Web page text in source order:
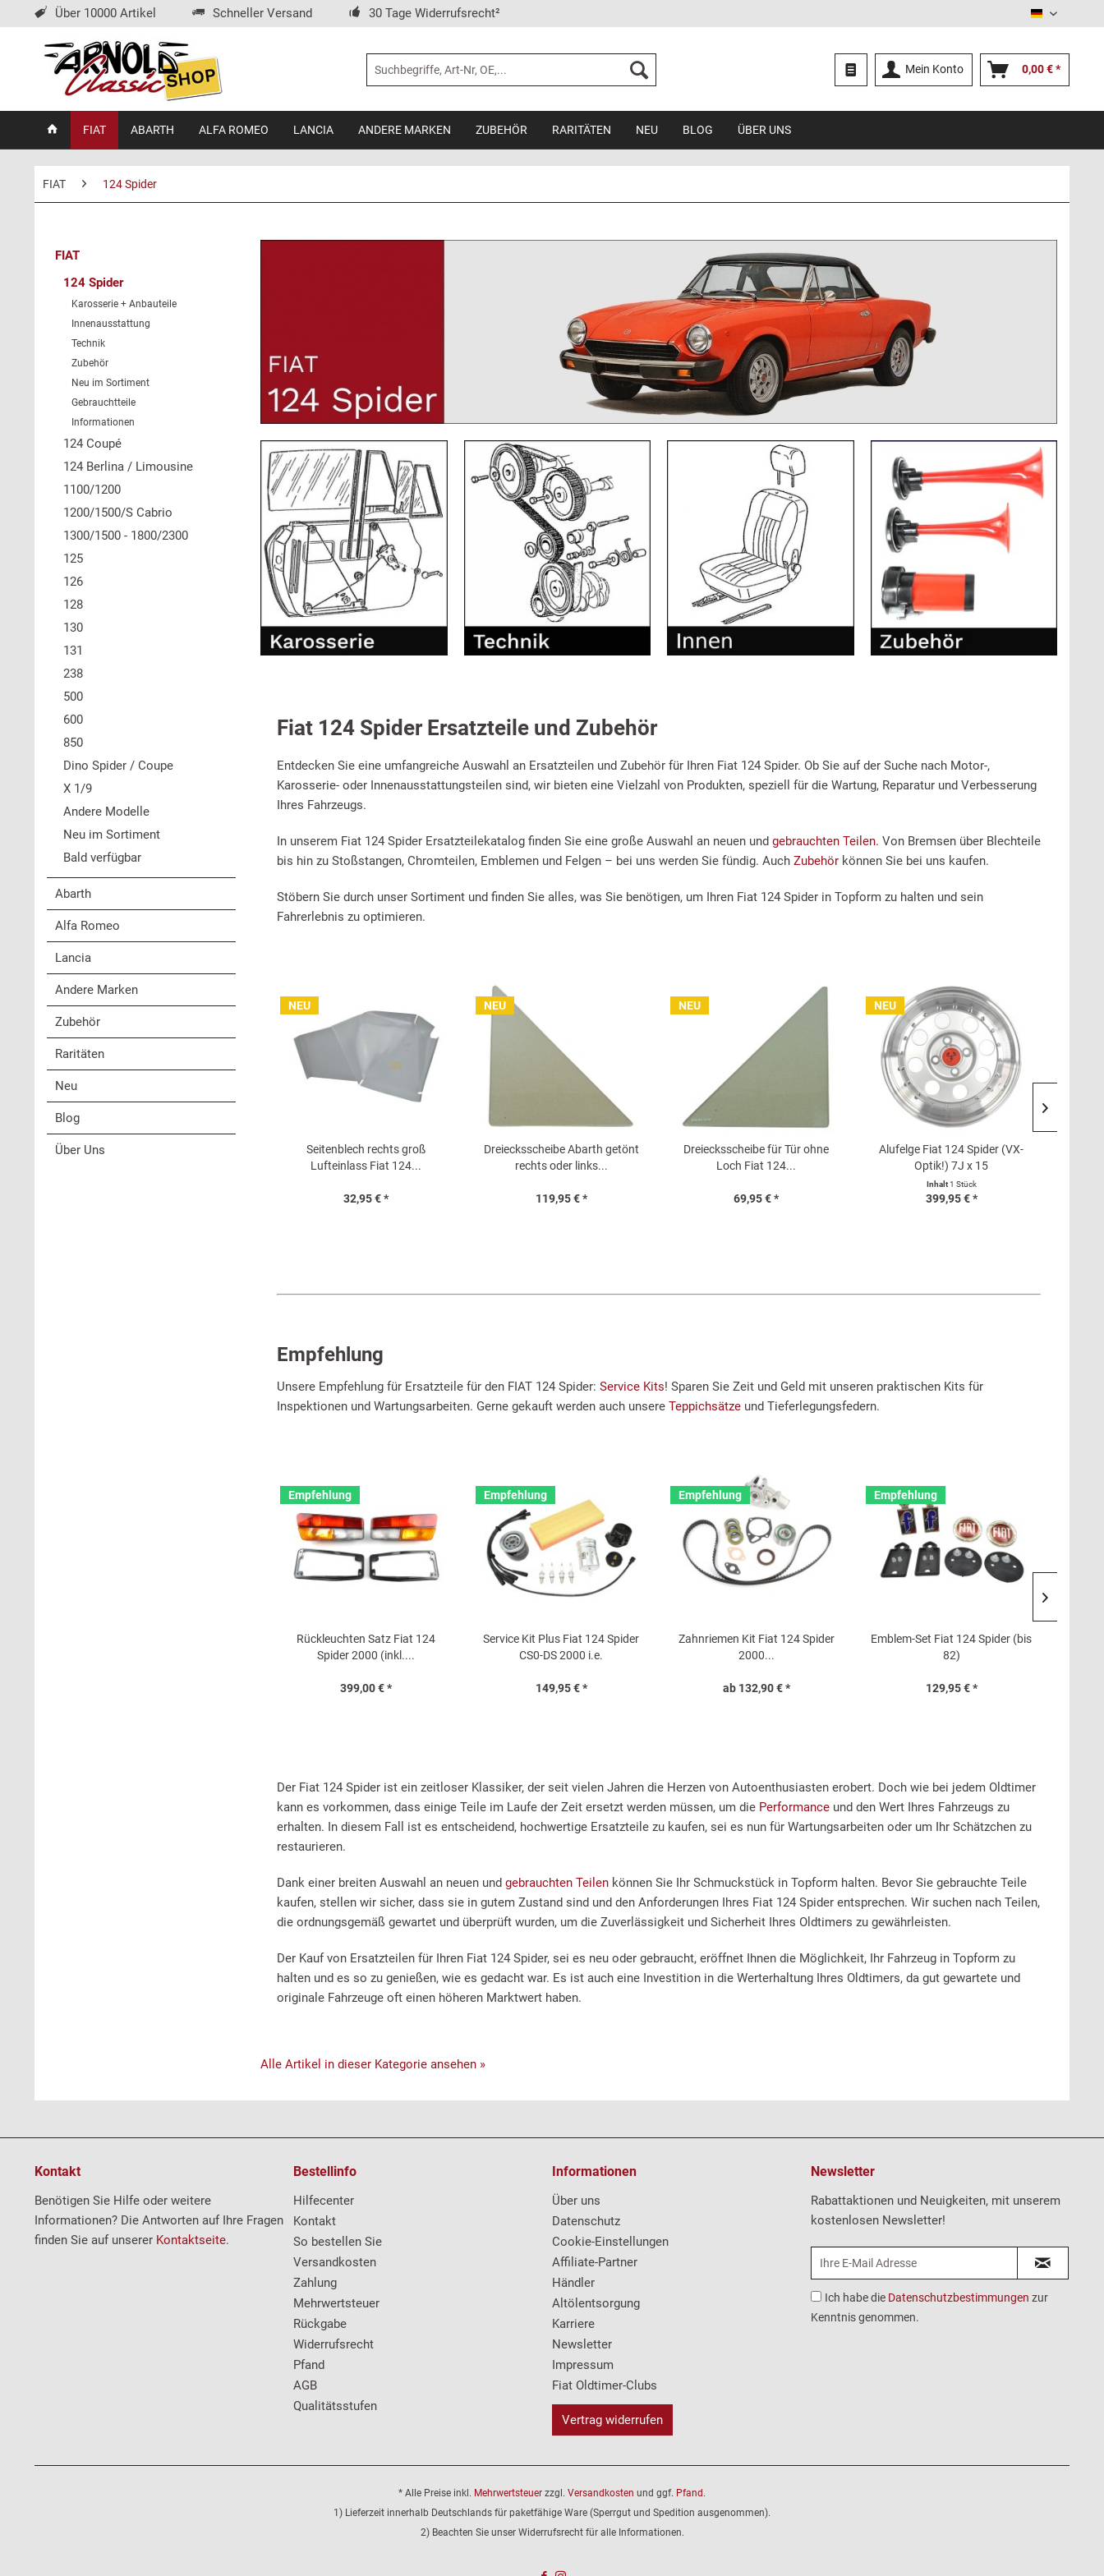
Über 10000 Artikel Schneller Versand 30 Tage Widerrufsrecht² Deutsch
Mein Konto 0,00 € *
FIAT ABARTH ALFA ROMEO LANCIA ANDERE MARKEN ZUBEHÖR RARITÄTEN NEU BLOG ÜBER UNS
FIAT 124 Spider
FIAT
124 Spider
Karosserie + Anbauteile
Innenausstattung
Technik
Zubehör
Neu im Sortiment
Gebrauchtteile
Informationen
124 Coupé
124 Berlina / Limousine
1100/1200
1200/1500/S Cabrio
1300/1500 - 1800/2300
125
126
128
130
131
238
500
600
850
Dino Spider / Coupe
X 1/9
Andere Modelle
Neu im Sortiment
Bald verfügbar
Abarth
Alfa Romeo
Lancia
Andere Marken
Zubehör
Raritäten
Neu
Blog
Über Uns
Fiat 124 Spider Ersatzteile und Zubehör
Entdecken Sie eine umfangreiche Auswahl an Ersatzteilen und Zubehör für Ihren Fiat 124 Spider. Ob Sie auf der Suche nach Motor-,
Karosserie- oder Innenausstattungsteilen sind, wir bieten eine Vielzahl von Produkten, speziell für die Wartung, Reparatur und Verbesserung
Ihres Fahrzeugs.
In unserem Fiat 124 Spider Ersatzteilekatalog finden Sie eine große Auswahl an neuen und gebrauchten Teilen. Von Bremsen über Blechteile
bis hin zu Stoßstangen, Chromteilen, Emblemen und Felgen – bei uns werden Sie fündig. Auch Zubehör können Sie bei uns kaufen.
Stöbern Sie durch unser Sortiment und finden Sie alles, was Sie benötigen, um Ihren Fiat 124 Spider in Topform zu halten und sein
Fahrerlebnis zu optimieren.
NEU
Seitenblech rechts groß
Lufteinlass Fiat 124...
32,95 € *
NEU
Dreiecksscheibe Abarth getönt
rechts oder links...
119,95 € *
NEU
Dreiecksscheibe für Tür ohne
Loch Fiat 124...
69,95 € *
NEU
Alufelge Fiat 124 Spider (VX-
Optik!) 7J x 15
Inhalt1 Stück
399,95 € *
Empfehlung
Unsere Empfehlung für Ersatzteile für den FIAT 124 Spider: Service Kits! Sparen Sie Zeit und Geld mit unseren praktischen Kits für
Inspektionen und Wartungsarbeiten. Gerne gekauft werden auch unsere Teppichsätze und Tieferlegungsfedern.
Empfehlung
Rückleuchten Satz Fiat 124
Spider 2000 (inkl....
399,00 € *
Empfehlung
Service Kit Plus Fiat 124 Spider
CS0-DS 2000 i.e.
149,95 € *
Empfehlung
Zahnriemen Kit Fiat 124 Spider
2000...
ab 132,90 € *
Empfehlung
Emblem-Set Fiat 124 Spider (bis
82)
129,95 € *
Der Fiat 124 Spider ist ein zeitloser Klassiker, der seit vielen Jahren die Herzen von Autoenthusiasten erobert. Doch wie bei jedem Oldtimer
kann es vorkommen, dass einige Teile im Laufe der Zeit ersetzt werden müssen, um die Performance und den Wert Ihres Fahrzeugs zu
erhalten. In diesem Fall ist es entscheidend, hochwertige Ersatzteile zu kaufen, sei es nun für Wartungsarbeiten oder um Ihr Schätzchen zu
restaurieren.
Dank einer breiten Auswahl an neuen und gebrauchten Teilen können Sie Ihr Schmuckstück in Topform halten. Bevor Sie gebrauchte Teile
kaufen, stellen wir sicher, dass sie in gutem Zustand sind und den Anforderungen Ihres Fiat 124 Spider entsprechen. Wir suchen nach Teilen,
die ordnungsgemäß gewartet und überprüft wurden, um die Zuverlässigkeit und Sicherheit Ihres Oldtimers zu gewährleisten.
Der Kauf von Ersatzteilen für Ihren Fiat 124 Spider, sei es neu oder gebraucht, eröffnet Ihnen die Möglichkeit, Ihr Fahrzeug in Topform zu
halten und es so zu genießen, wie es gedacht war. Es ist auch eine Investition in die Werterhaltung Ihres Oldtimers, da gut gewartete und
originale Fahrzeuge oft einen höheren Marktwert haben.
Alle Artikel in dieser Kategorie ansehen »
Kontakt
Benötigen Sie Hilfe oder weitere
Informationen? Die Antworten auf Ihre Fragen
finden Sie auf unserer Kontaktseite.
Bestellinfo
Hilfecenter
Kontakt
So bestellen Sie
Versandkosten
Zahlung
Mehrwertsteuer
Rückgabe
Widerrufsrecht
Pfand
AGB
Qualitätsstufen
Informationen
Über uns
Datenschutz
Cookie-Einstellungen
Affiliate-Partner
Händler
Altölentsorgung
Karriere
Newsletter
Impressum
Fiat Oldtimer-Clubs
Vertrag widerrufen
Newsletter
Rabattaktionen und Neuigkeiten, mit unserem
kostenlosen Newsletter!
Ich habe die Datenschutzbestimmungen zur
Kenntnis genommen.
* Alle Preise inkl. Mehrwertsteuer zzgl. Versandkosten und ggf. Pfand .
1) Lieferzeit innerhalb Deutschlands für paketfähige Ware (Sperrgut und Spedition ausgenommen).
2) Beachten Sie unser Widerrufsrecht für alle Informationen.